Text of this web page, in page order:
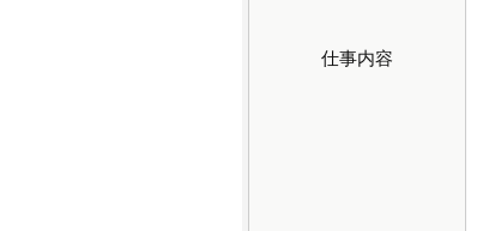
仕事内容